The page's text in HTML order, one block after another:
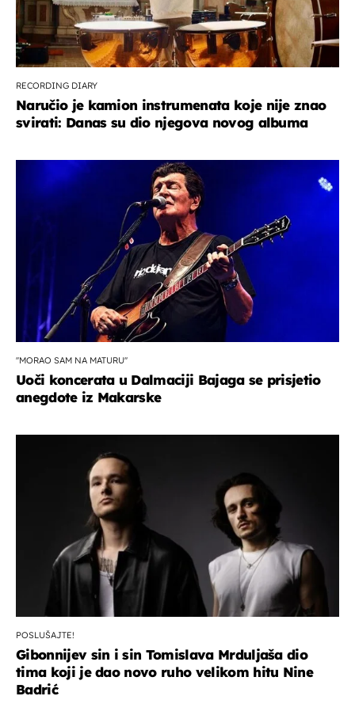
RECORDING DIARY
Naručio je kamion instrumenata koje nije znao
svirati: Danas su dio njegova novog albuma
''MORAO SAM NA MATURU''
Uoči koncerata u Dalmaciji Bajaga se prisjetio
anegdote iz Makarske
POSLUŠAJTE!
Gibonnijev sin i sin Tomislava Mrduljaša dio
tima koji je dao novo ruho velikom hitu Nine
Badrić